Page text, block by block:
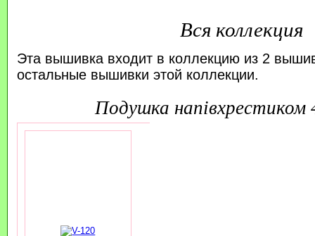
Вся коллекция
Эта вышивка входит в коллекцию из 2
остальные вышивки этой коллекции.
подушка